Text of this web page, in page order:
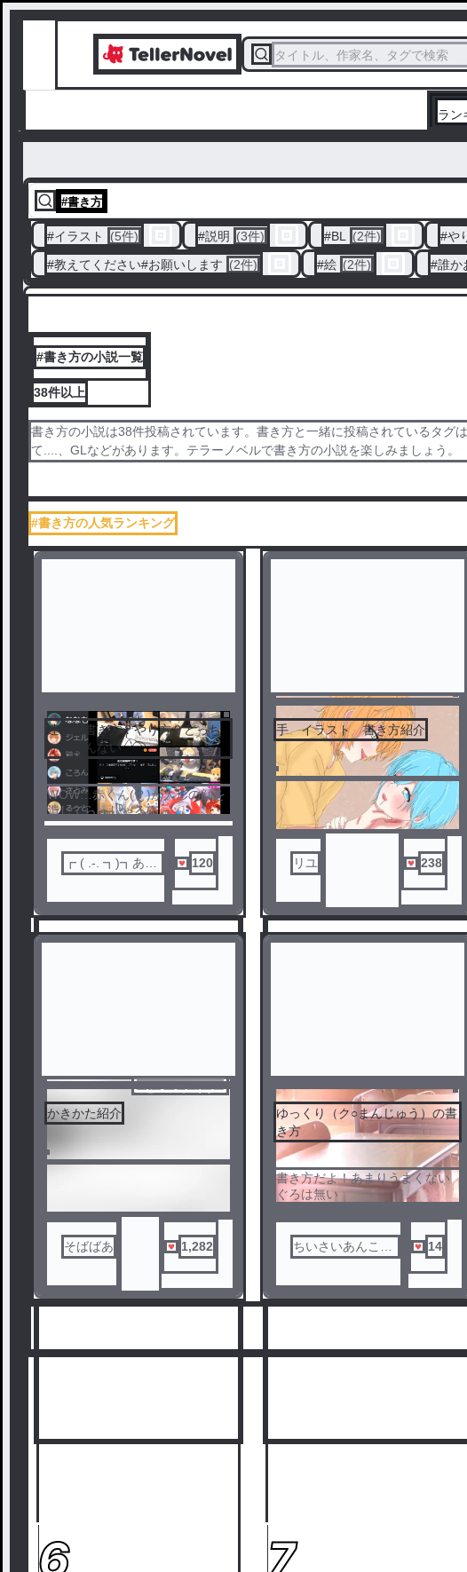
タイトル、作家名、タグで検索
ラン
#書き方
#イラスト (5件) #説明 (3件) #BL (2件) #や
#教えてください#お願いします (2件) #絵 (2件) #誰か
#書き方の小説一覧
38件以上
書き方の小説は38件投稿されています。書き方と一緒に投稿されているタグ
て....、GLなどがあります。テラーノベルで書き方の小説を楽しみましょう。
#書き方の人気ランキング
連載の書き方？やり方？どっち
かわかんない
WOW…赤くん(？)が人形の顔を
潰してらっしゃる()
┏ ( .-. ┓)┓あは
120
1
手 イラスト 書き方紹介
リユ 238
2
センシティブ
かきかた紹介
そばばあ 1,282
6
ゆっくり（ク○まんじゅう）の書
き方
書き方だよ！あまりうまくない
ぐろは無い
ちいさいあんこの
14
7